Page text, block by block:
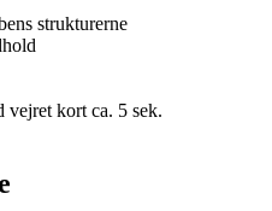
strukturerne
vejret kort ca. 5 sek.